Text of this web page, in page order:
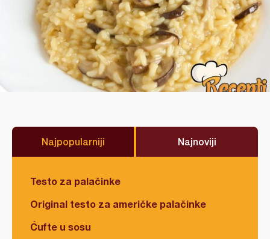
Najpopularniji Najnoviji
Testo za palačinke
Original testo za američke palačinke
Ćufte u sosu